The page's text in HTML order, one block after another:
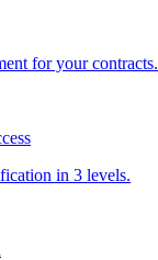
for your contracts.
in 3 levels.